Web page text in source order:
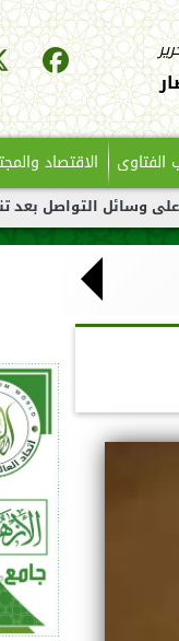
الفتاوى الاقتصاد
بعد تناوله قضية